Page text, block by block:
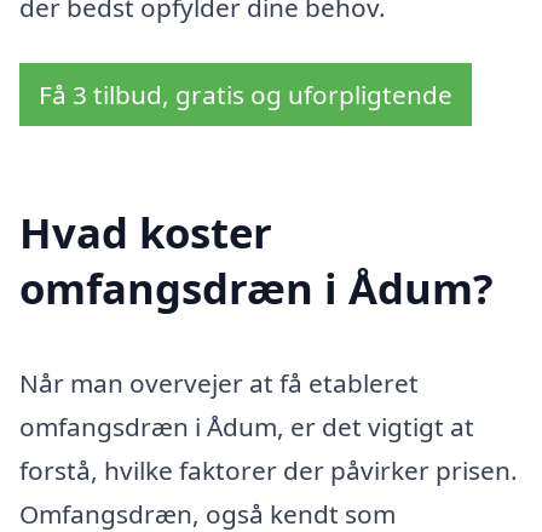
der bedst opfylder dine behov.
Få 3 tilbud, gratis og uforpligtende
Hvad koster
omfangsdræn i Ådum?
Når man overvejer at få etableret
omfangsdræn i Ådum, er det vigtigt at
forstå, hvilke faktorer der påvirker prisen.
Omfangsdræn, også kendt som